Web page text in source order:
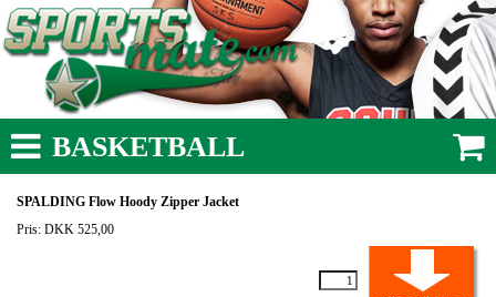
BASKETBALL
SPALDING Flow Hoody Zipper Jacket
Pris: DKK 525,00